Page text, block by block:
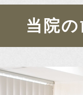
当院